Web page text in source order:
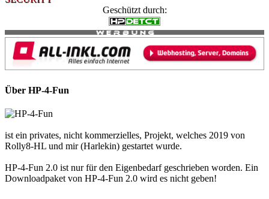
Geschützt durch:
Über HP-4-Fun
ist ein privates, nicht kommerzielles, Projekt, welches 2019 von
Rolly8-HL und mir (Harlekin) gestartet wurde.
HP-4-Fun 2.0 ist nur für den Eigenbedarf geschrieben worden. Ein
Downloadpaket von HP-4-Fun 2.0 wird es nicht geben!